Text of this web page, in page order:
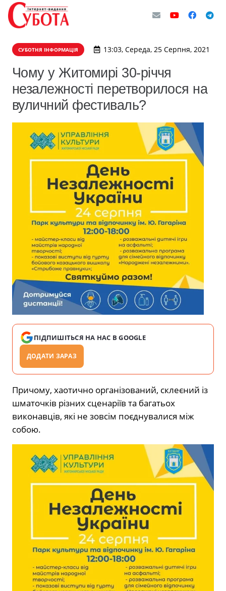
СУБОТНЯ ІНФОРМАЦІЯ 13:03, Середа, 25 Серпня, 2021
Чому у Житомирі 30-річчя
незалежності перетворилося на
вуличний фестиваль?
ПІДПИШІТЬСЯ НА НАС В GOOGLE
ДОДАТИ ЗАРАЗ
Причому, хаотично організований, склеєний із
шматочків різних сценаріїв та багатьох
виконавців, які не зовсім поєднувалися між
собою.